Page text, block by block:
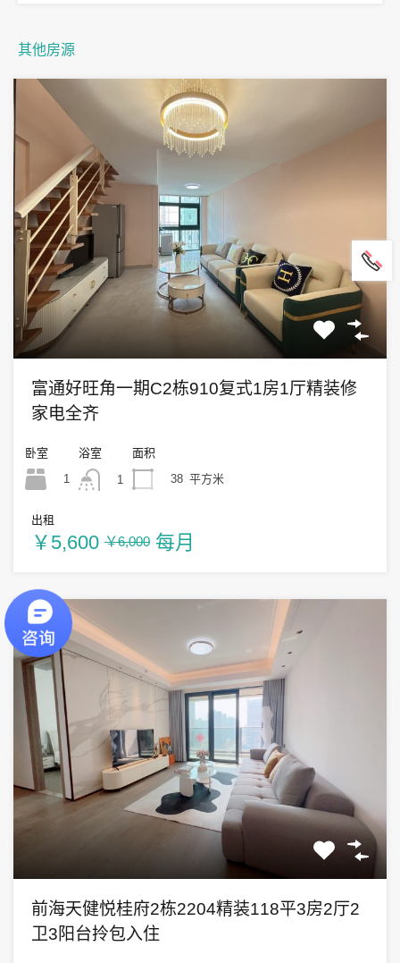
其他房源
富通好旺角一期C2栋910复式1房1厅精装修
家电全齐
卧室
1
浴室
1
面积
38 平方米
出租
￥5,600 ￥6,000 每月
前海天健悦桂府2栋2204精装118平3房2厅2
卫3阳台拎包入住